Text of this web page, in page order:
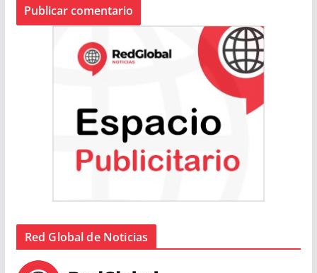
Red Global de Noticias